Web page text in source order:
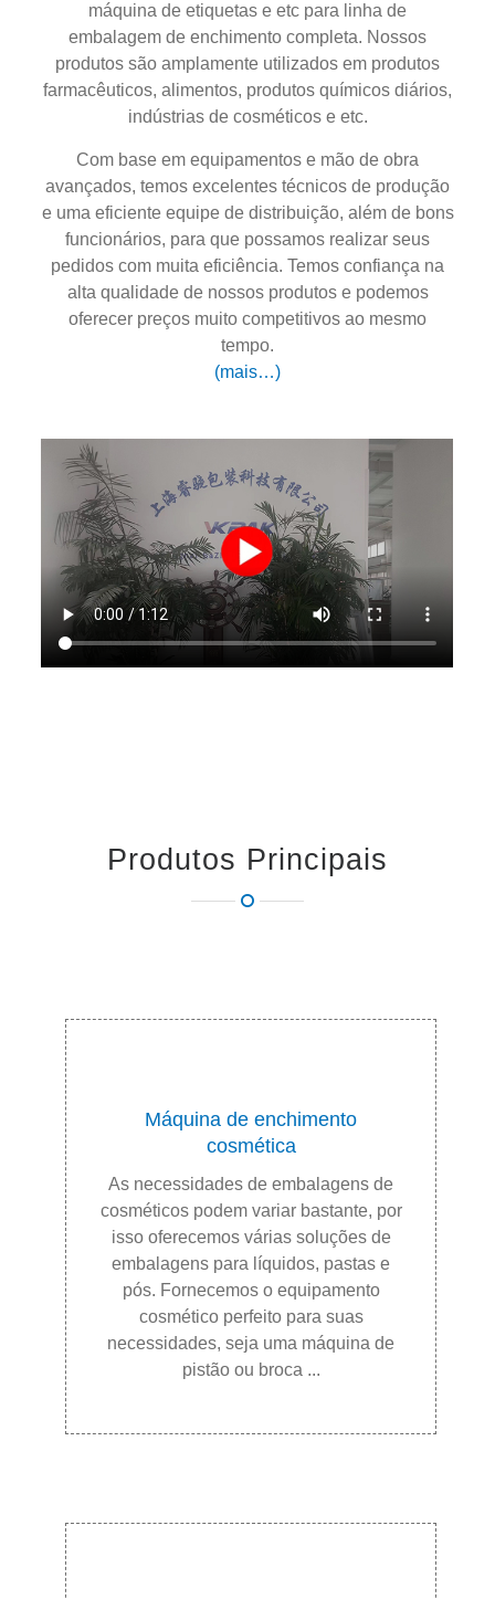
máquina de etiquetas e etc para linha de
embalagem de enchimento completa. Nossos
produtos são amplamente utilizados em produtos
farmacêuticos, alimentos, produtos químicos diários,
indústrias de cosméticos e etc.
Com base em equipamentos e mão de obra
avançados, temos excelentes técnicos de produção
e uma eficiente equipe de distribuição, além de bons
funcionários, para que possamos realizar seus
pedidos com muita eficiência. Temos confiança na
alta qualidade de nossos produtos e podemos
oferecer preços muito competitivos ao mesmo
tempo.
(mais…)
Produtos Principais
Máquina de enchimento
cosmética
As necessidades de embalagens de
cosméticos podem variar bastante, por
isso oferecemos várias soluções de
embalagens para líquidos, pastas e
pós. Fornecemos o equipamento
cosmético perfeito para suas
necessidades, seja uma máquina de
pistão ou broca ...